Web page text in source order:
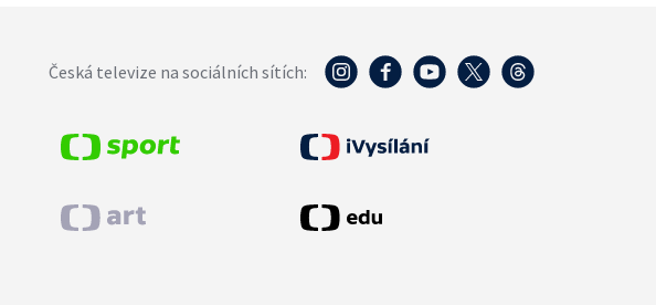
Česká televize na sociálních sítích: